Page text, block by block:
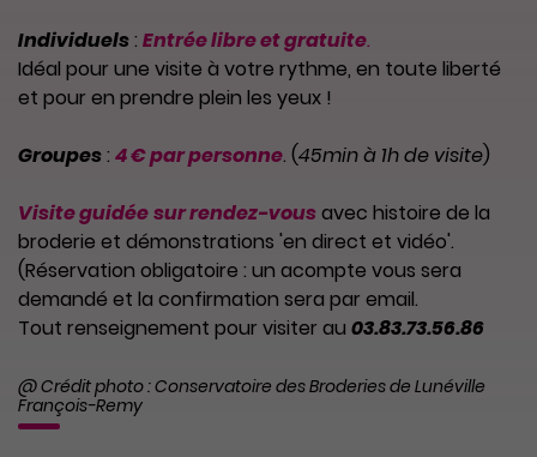
Individuels: Entrée libre et gratuite.
Idéal pour une visite à votre rythme, en toute liberté
et pour en prendre plein les yeux !
Groupes: 4 € par personne. (45min à 1h de visite)
Visite guidéesur rendez-vousavec histoire de la
broderie et démonstrations 'en direct et vidéo'.
(Réservation obligatoire : un acompte vous sera
demandé et la confirmation sera par email.
Tout renseignement pour visiter au 03.83.73.56.86
@ Crédit photo : Conservatoire des Broderies de Lunéville
François-Remy